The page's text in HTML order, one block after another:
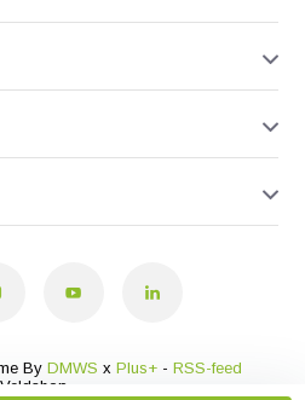
By DMWS x Plus+- RSS-feed
Veldshop